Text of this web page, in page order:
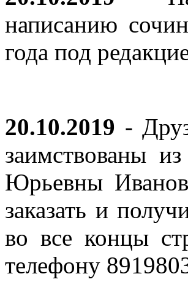
написанию
года под
20.10.2019 -
заимствованы
Юрьевны
заказать и
во все концы
телефону